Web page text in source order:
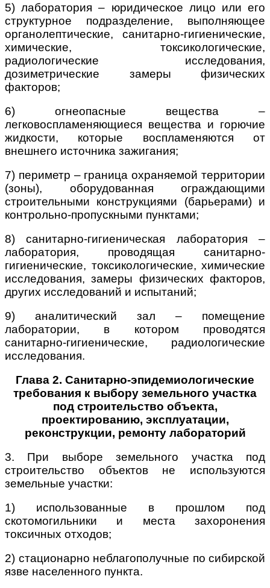
5) лаборатория – юридическое лицо или его
структурное подразделение, выполняющее
органолептические, санитарно-гигиенические,
химические, токсикологические,
радиологические исследования,
дозиметрические замеры физических
факторов;
6) огнеопасные вещества –
легковоспламеняющиеся вещества и горючие
жидкости, которые воспламеняются от
внешнего источника зажигания;
7) периметр – граница охраняемой территории
(зоны), оборудованная ограждающими
строительными конструкциями (барьерами) и
контрольно-пропускными пунктами;
8) санитарно-гигиеническая лаборатория –
лаборатория, проводящая санитарно-
гигиенические, токсикологические, химические
исследования, замеры физических факторов,
других исследований и испытаний;
9) аналитический зал – помещение
лаборатории, в котором проводятся
санитарно-гигиенические, радиологические
исследования.
Глава 2. Санитарно-эпидемиологические
требования к выбору земельного участка
под строительство объекта,
проектированию, эксплуатации,
реконструкции, ремонту лабораторий
3. При выборе земельного участка под
строительство объектов не используются
земельные участки:
1) использованные в прошлом под
скотомогильники и места захоронения
токсичных отходов;
2) стационарно неблагополучные по сибирской
язве населенного пункта.